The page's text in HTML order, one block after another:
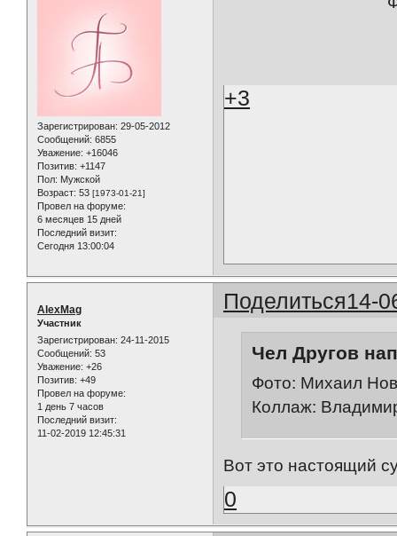
Зарегистрирован: 29-05-2012
Сообщений: 6855
Уважение: +16046
Позитив: +1147
Пол: Мужской
Возраст: 53 [1973-01-21]
Провел на форуме:
6 месяцев 15 дней
Последний визит:
Сегодня 13:00:04
+3
Поделиться14-
AlexMag
Участник
Зарегистрирован: 24-11-2015
Сообщений: 53
Уважение: +26
Позитив: +49
Провел на форуме:
1 день 7 часов
Последний визит:
11-02-2019 12:45:31
Чел Другов
Фото: Михаил
Коллаж:
Вот это настоящий
0